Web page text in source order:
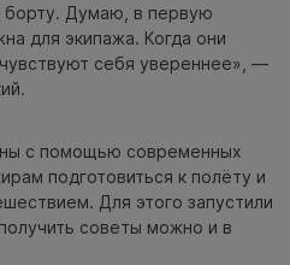
борту. Думаю, в первую
для экипажа. Когда они
себя увереннее», —
с помощью современных
подготовиться к полёту и
Для этого запустили
советы можно и в